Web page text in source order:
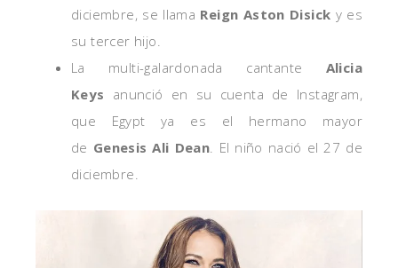
diciembre, se llama Reign Aston Disick y es
su tercer hijo.
La multi-galardonada cantante Alicia
Keys anunció en su cuenta de Instagram,
que Egypt ya es el hermano mayor
de Genesis Ali Dean. El niño nació el 27 de
diciembre.